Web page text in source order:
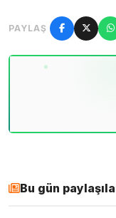
PAYLAŞ
Bu gün